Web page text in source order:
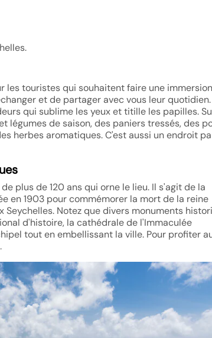
les touristes qui souhaitent faire une
et de partager avec vous leur
qui sublime les yeux et titille les papilles.
de saison, des paniers tressés, des
herbes aromatiques. C'est aussi un endroit
plus de 120 ans qui orne le lieu. Il s'agit de la
en 1903 pour commémorer la mort de la reine
Notez que divers monuments
d'histoire, la cathédrale de l'Immaculée
tout en embellissant la ville. Pour profiter